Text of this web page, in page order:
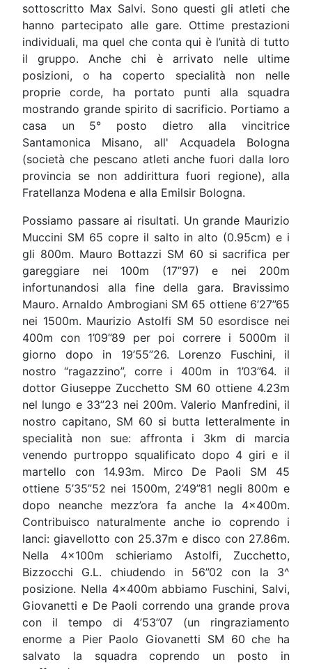
sottoscritto Max Salvi. Sono questi gli atleti che
hanno partecipato alle gare. Ottime prestazioni
individuali, ma quel che conta qui è l’unità di tutto
il gruppo. Anche chi è arrivato nelle ultime
posizioni, o ha coperto specialità non nelle
proprie corde, ha portato punti alla squadra
mostrando grande spirito di sacrificio. Portiamo a
casa un 5° posto dietro alla vincitrice
Santamonica Misano, all' Acquadela Bologna
(società che pescano atleti anche fuori dalla loro
provincia se non addirittura fuori regione), alla
Fratellanza Modena e alla Emilsir Bologna.
Possiamo passare ai risultati. Un grande Maurizio
Muccini SM 65 copre il salto in alto (0.95cm) e i
gli 800m. Mauro Bottazzi SM 60 si sacrifica per
gareggiare nei 100m (17”97) e nei 200m
infortunandosi alla fine della gara. Bravissimo
Mauro. Arnaldo Ambrogiani SM 65 ottiene 6’27”65
nei 1500m. Maurizio Astolfi SM 50 esordisce nei
400m con 1’09”89 per poi correre i 5000m il
giorno dopo in 19’55”26. Lorenzo Fuschini, il
nostro “ragazzino”, corre i 400m in 1’03”64. il
dottor Giuseppe Zucchetto SM 60 ottiene 4.23m
nel lungo e 33”23 nei 200m. Valerio Manfredini, il
nostro capitano, SM 60 si butta letteralmente in
specialità non sue: affronta i 3km di marcia
venendo purtroppo squalificato dopo 4 giri e il
martello con 14.93m. Mirco De Paoli SM 45
ottiene 5’35”52 nei 1500m, 2’49”81 negli 800m e
dopo neanche mezz’ora fa anche la 4x400m.
Contribuisco naturalmente anche io coprendo i
lanci: giavellotto con 25.37m e disco con 27.86m.
Nella 4x100m schieriamo Astolfi, Zucchetto,
Bizzocchi G.L. chiudendo in 56”02 con la 3^
posizione. Nella 4x400m abbiamo Fuschini, Salvi,
Giovanetti e De Paoli correndo una grande prova
con il tempo di 4’53”07 (un ringraziamento
enorme a Pier Paolo Giovanetti SM 60 che ha
salvato la squadra coprendo un posto in